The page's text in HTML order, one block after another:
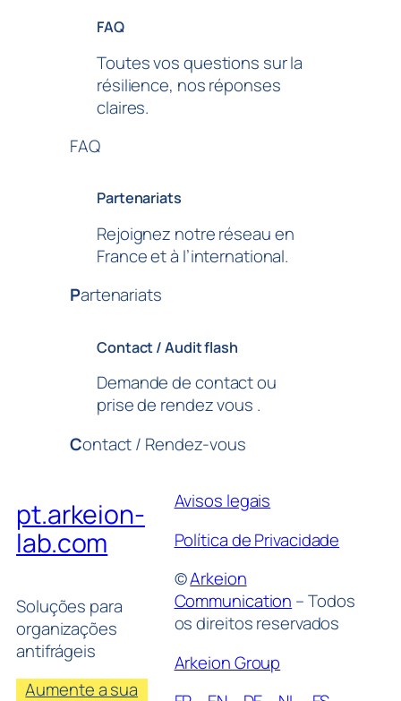
FAQ
Toutes vos questions sur la
résilience, nos réponses
claires.
FAQ
Partenariats
Rejoignez notre réseau en
France et à l’international.
Partenariats
Contact / Audit flash
Demande de contact ou
prise de rendez vous .
Contact / Rendez-vous
pt.arkeion-
lab.com
Soluções para
organizações
antifrágeis
Aumente a sua
Avisos legais
Política de Privacidade
©Arkeion
Communication – Todos
os direitos reservados
Arkeion Group